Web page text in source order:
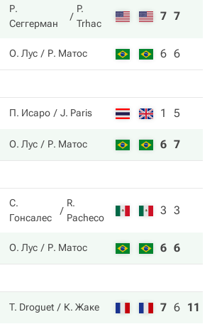
Р.
Сеггерман
P.
Trhac
7 7
О. Лус Р. Матос 6 6
П. Исаро J. Paris 1 5
О. Лус Р. Матос 6 7
С.
Гонсалес
R.
Pacheco
3 3
О. Лус Р. Матос 6 6
T. Droguet К. Жаке 7 6 11